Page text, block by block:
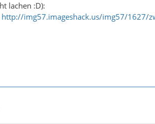
lachen :D):
img57.imageshack.us/img57/1627/